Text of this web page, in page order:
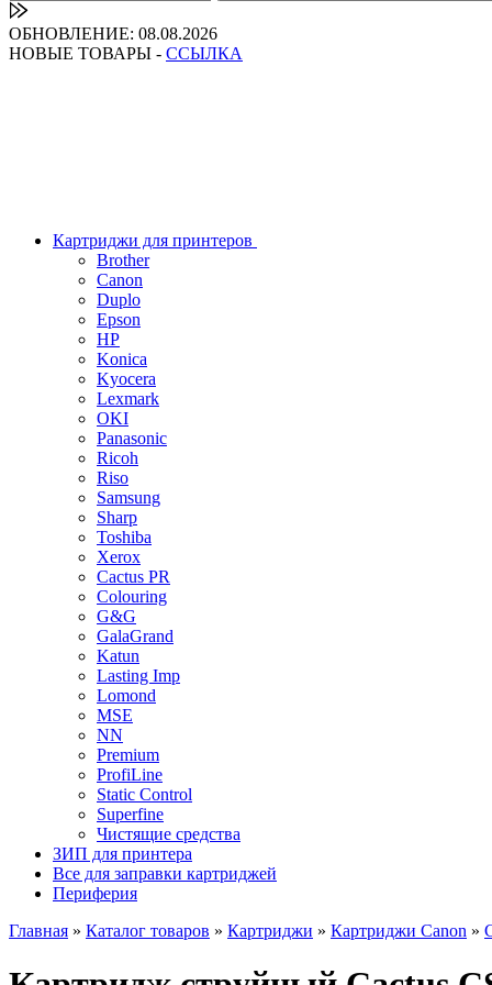
ОБНОВЛЕНИЕ: 08.08.2026
НОВЫЕ ТОВАРЫ - ССЫЛКА
Картриджи для принтеров
Brother
Canon
Duplo
Epson
HP
Konica
Kyocera
Lexmark
OKI
Panasonic
Ricoh
Riso
Samsung
Sharp
Toshiba
Xerox
Cactus PR
Colouring
G&G
GalaGrand
Katun
Lasting Imp
Lomond
MSE
NN
Premium
ProfiLine
Static Control
Superfine
Чистящие средства
ЗИП для принтера
Все для заправки картриджей
Периферия
Главная » Каталог товаров » Картриджи » Картриджи Canon »